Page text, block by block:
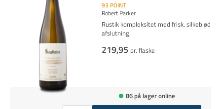
93 POINT
Robert Parker
Rustik kompleksitet med frisk, silkeblød
afslutning.
219,95 pr. flaske
86 på lager online